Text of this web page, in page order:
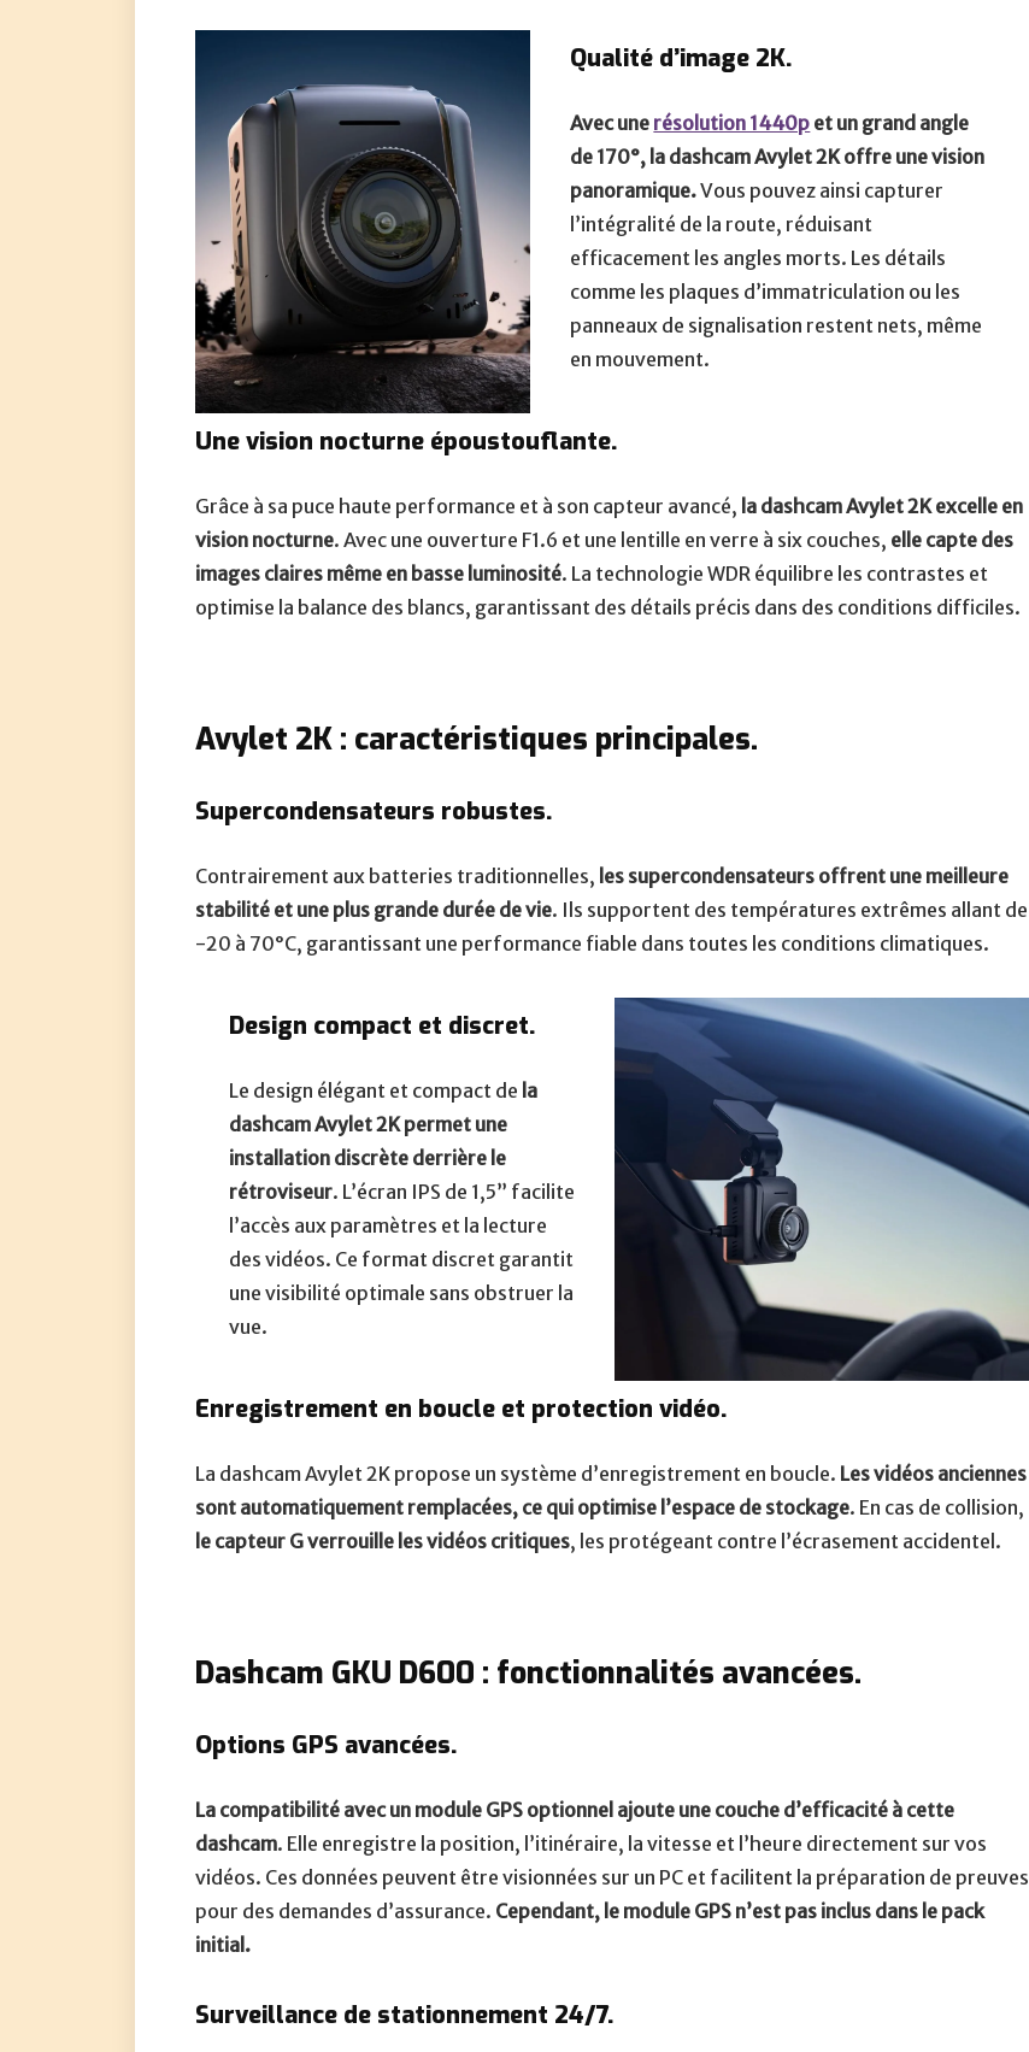
Qualité d’image 2K.
Avec une résolution 1440p et un grand angle
de 170°, la dashcam Avylet 2K offre une vision
panoramique.Vous pouvez ainsi capturer
l’intégralité de la route, réduisant
efficacement les angles morts. Les détails
comme les plaques d’immatriculation ou les
panneaux de signalisation restent nets, même
en mouvement.
Une vision nocturne époustouflante.
Grâce à sa puce haute performance et à son capteur avancé, la dashcam Avylet 2K excelle en
vision nocturne. Avec une ouverture F1.6 et une lentille en verre à six couches, elle capte des
images claires même en basse luminosité. La technologie WDR équilibre les contrastes et
optimise la balance des blancs, garantissant des détails précis dans des conditions difficiles.
Avylet 2K : caractéristiques principales.
Supercondensateurs robustes.
Contrairement aux batteries traditionnelles, les supercondensateurs offrent une meilleure
stabilité et une plus grande durée de vie. Ils supportent des températures extrêmes allant de
-20 à 70°C, garantissant une performance fiable dans toutes les conditions climatiques.
Design compact et discret.
Le design élégant et compact de la
dashcam Avylet 2K permet une
installation discrète derrière le
rétroviseur. L’écran IPS de 1,5” facilite
l’accès aux paramètres et la lecture
des vidéos. Ce format discret garantit
une visibilité optimale sans obstruer la
vue.
Enregistrement en boucle et protection vidéo.
La dashcam Avylet 2K propose un système d’enregistrement en boucle. Les vidéos anciennes
sont automatiquement remplacées, ce qui optimise l’espace de stockage. En cas de collision,
le capteur G verrouille les vidéos critiques, les protégeant contre l’écrasement accidentel.
Dashcam GKU D600 : fonctionnalités avancées.
Options GPS avancées.
La compatibilité avec un module GPS optionnel ajoute une couche d’efficacité à cette
dashcam. Elle enregistre la position, l’itinéraire, la vitesse et l’heure directement sur vos
vidéos. Ces données peuvent être visionnées sur un PC et facilitent la préparation de preuves
pour des demandes d’assurance. Cependant, le module GPS n’est pas inclus dans le pack
initial.
Surveillance de stationnement 24/7.